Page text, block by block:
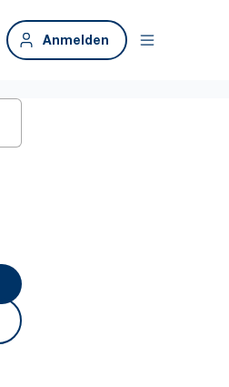
Anmelden